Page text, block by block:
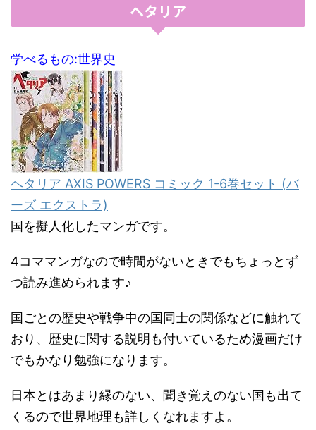
ヘタリア
学べるもの:世界史
ヘタリア AXIS POWERS コミック 1-6巻セット (バ
ーズ エクストラ)
国を擬人化したマンガです。
4コママンガなので時間がないときでもちょっとず
つ読み進められます♪
国ごとの歴史や戦争中の国同士の関係などに触れて
おり、歴史に関する説明も付いているため漫画だけ
でもかなり勉強になります。
日本とはあまり縁のない、聞き覚えのない国も出て
くるので世界地理も詳しくなれますよ。